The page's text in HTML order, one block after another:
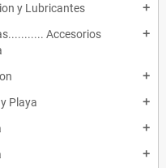
y Lubricantes add
Accesorios
add
add
Playa add
add
add